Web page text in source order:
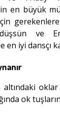
en büyük
ve
en iyi dansçı
altındaki
ok